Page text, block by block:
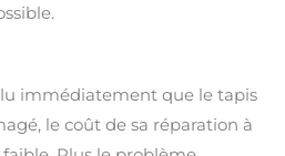
immédiatement que le tapis
le coût de sa réparation à